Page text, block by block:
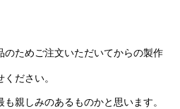
ためご注文いただいてからの製作
ださい。
親しみのあるものかと思います。